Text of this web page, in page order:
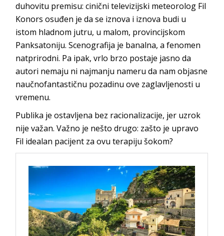
duhovitu premisu: cinični televizijski meteorolog Fil
Konors osuđen je da se iznova i iznova budi u
istom hladnom jutru, u malom, provincijskom
Panksatoniju. Scenografija je banalna, a fenomen
natprirodni. Pa ipak, vrlo brzo postaje jasno da
autori nemaju ni najmanju nameru da nam objasne
naučnofantastičnu pozadinu ove zaglavljenosti u
vremenu.
Publika je ostavljena bez racionalizacije, jer uzrok
nije važan. Važno je nešto drugo: zašto je upravo
Fil idealan pacijent za ovu terapiju šokom?